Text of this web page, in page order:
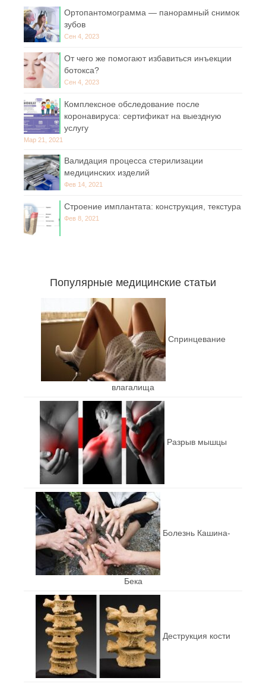
Ортопантомограмма — панорамный снимок
зубов
Сен 4, 2023
От чего же помогают избавиться инъекции
ботокса?
Сен 4, 2023
Комплексное обследование после
коронавируса: сертификат на выездную
услугу
Мар 21, 2021
Валидация процесса стерилизации
медицинских изделий
Фев 14, 2021
Строение имплантата: конструкция, текстура
Фев 8, 2021
Популярные медицинские статьи
Спринцевание
влагалища
Разрыв мышцы
Болезнь Кашина-
Бека
Деструкция кости